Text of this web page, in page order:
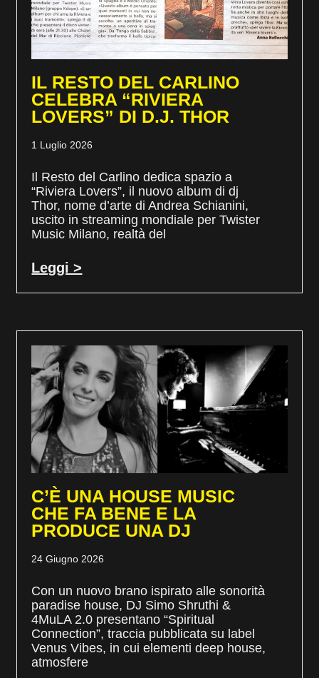
IL RESTO DEL CARLINO
CELEBRA “RIVIERA
LOVERS” DI D.J. THOR
1 Luglio 2026
Il Resto del Carlino dedica spazio a
“Riviera Lovers”, il nuovo album di dj
Thor, nome d’arte di Andrea Schianini,
uscito in streaming mondiale per Twister
Music Milano, realtà del
Leggi >
C’È UNA HOUSE MUSIC
CHE FA BENE E LA
PRODUCE UNA DJ
24 Giugno 2026
Con un nuovo brano ispirato alle sonorità
paradise house, DJ Simo Shruthi &
4MuLA 2.0 presentano “Spiritual
Connection”, traccia pubblicata su label
Venus Vibes, in cui elementi deep house,
atmosfere